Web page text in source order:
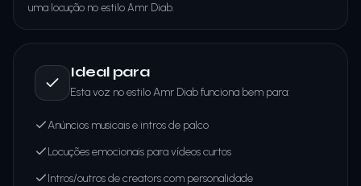
uma locução no estilo Amr Diab.
Ideal para
Esta voz no estilo Amr Diab funciona bem para:
Anúncios musicais e intros de palco
Locuções emocionais para vídeos curtos
Intros/outros de creators com personalidade